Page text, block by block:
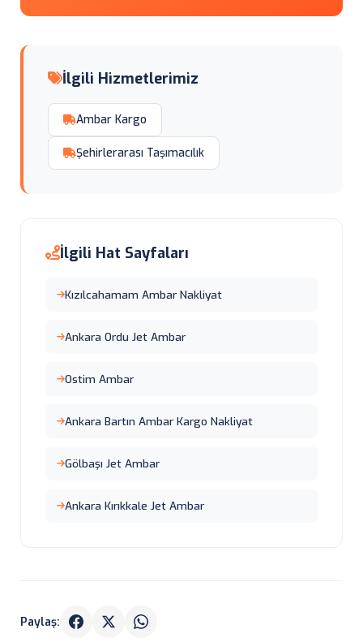
İlgili Hizmetlerimiz
Ambar Kargo
Şehirlerarası Taşımacılık
İlgili Hat Sayfaları
Kızılcahamam Ambar Nakliyat
Ankara Ordu Jet Ambar
Ostim Ambar
Ankara Bartın Ambar Kargo Nakliyat
Gölbaşı Jet Ambar
Ankara Kırıkkale Jet Ambar
Paylaş: